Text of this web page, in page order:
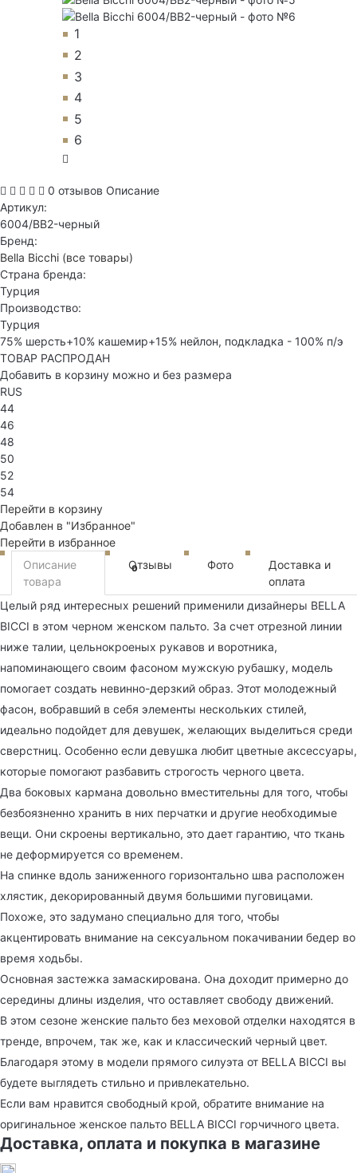
1
2
3
4
5
6
0 отзывов Описание
Артикул:
6004/BB2-черный
Бренд:
Bella Bicchi (все товары)
Страна бренда:
Турция
Производство:
Турция
75% шерсть+10% кашемир+15% нейлон, подкладка - 100% п/э
ТОВАР РАСПРОДАН
Добавить в корзину можно и без размера
RUS
44
46
48
50
52
54
Перейти в корзину
Добавлен в "Избранное"
Перейти в избранное
Описание
товара
Отзывы
0 Фото
Доставка и
оплата
Целый ряд интересных решений применили дизайнеры BELLA
BICCI в этом черном женском пальто. За счет отрезной линии
ниже талии, цельнокроеных рукавов и воротника,
напоминающего своим фасоном мужскую рубашку, модель
помогает создать невинно-дерзкий образ. Этот молодежный
фасон, вобравший в себя элементы нескольких стилей,
идеально подойдет для девушек, желающих выделиться среди
сверстниц. Особенно если девушка любит цветные аксессуары,
которые помогают разбавить строгость черного цвета.
Два боковых кармана довольно вместительны для того, чтобы
безбоязненно хранить в них перчатки и другие необходимые
вещи. Они скроены вертикально, это дает гарантию, что ткань
не деформируется со временем.
На спинке вдоль заниженного горизонтально шва расположен
хлястик, декорированный двумя большими пуговицами.
Похоже, это задумано специально для того, чтобы
акцентировать внимание на сексуальном покачивании бедер во
время ходьбы.
Основная застежка замаскирована. Она доходит примерно до
середины длины изделия, что оставляет свободу движений.
В этом сезоне женские пальто без меховой отделки находятся в
тренде, впрочем, так же, как и классический черный цвет.
Благодаря этому в модели прямого силуэта от BELLA BICCI вы
будете выглядеть стильно и привлекательно.
Если вам нравится свободный крой, обратите внимание на
оригинальное женское пальто BELLA BICCI горчичного цвета.
Доставка, оплата и покупка в магазине